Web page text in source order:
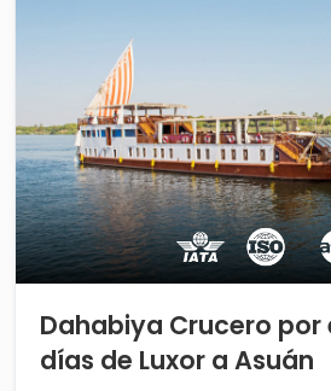
Dahabiya Crucero por
días de Luxor a Asuán